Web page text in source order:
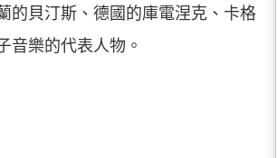
的貝汀斯、德國的庫電涅克、卡格
音樂的代表人物。